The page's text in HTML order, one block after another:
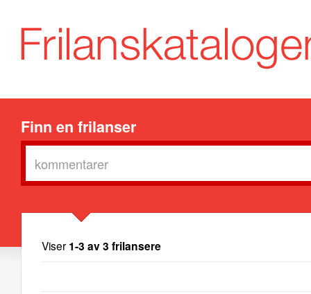
Finn en frilanser
Viser 1-3 av 3 frilansere